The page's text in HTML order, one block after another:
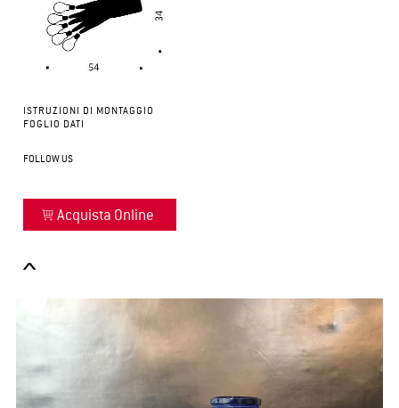
ISTRUZIONI DI MONTAGGIO
FOGLIO DATI
FOLLOW US
Acquista Online